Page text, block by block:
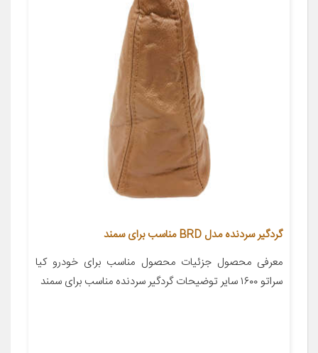
گردگیر سردنده مدل BRD مناسب برای سمند
معرفی محصول جزئیات محصول مناسب برای خودرو کیا
سراتو ۱۶۰۰ سایر توضیحات گردگیر سردنده مناسب برای سمند